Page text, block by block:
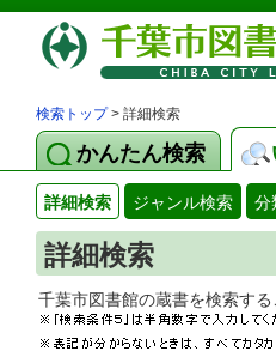
検索トップ> 詳細検索
かんたん検索
詳細検索 ジャンル検索 分
詳細検索
千葉市図書館の蔵書